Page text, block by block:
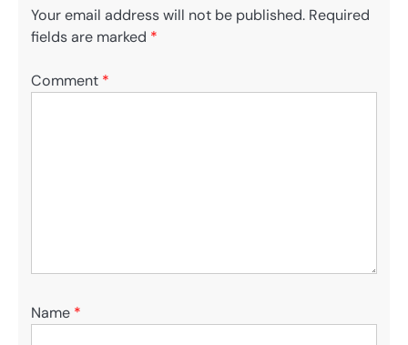
Your email address will not be published. Required
fields are marked *
Comment *
Name *